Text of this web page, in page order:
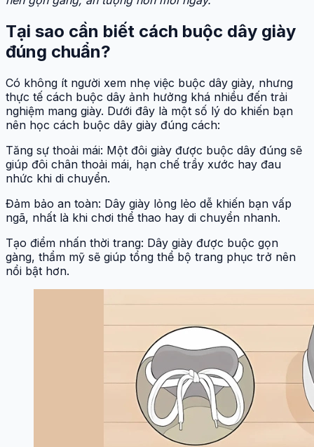
Tại sao cần biết cách buộc dây giày
đúng chuẩn?
Có không ít người xem nhẹ việc buộc dây giày, nhưng
thực tế cách buộc dây ảnh hưởng khá nhiều đến trải
nghiệm mang giày. Dưới đây là một số lý do khiến bạn
nên học cách buộc dây giày đúng cách:
Tăng sự thoải mái: Một đôi giày được buộc dây đúng sẽ
giúp đôi chân thoải mái, hạn chế trầy xước hay đau
nhức khi di chuyển.
Đảm bảo an toàn: Dây giày lỏng lẻo dễ khiến bạn vấp
ngã, nhất là khi chơi thể thao hay di chuyển nhanh.
Tạo điểm nhấn thời trang: Dây giày được buộc gọn
gàng, thẩm mỹ sẽ giúp tổng thể bộ trang phục trở nên
nổi bật hơn.